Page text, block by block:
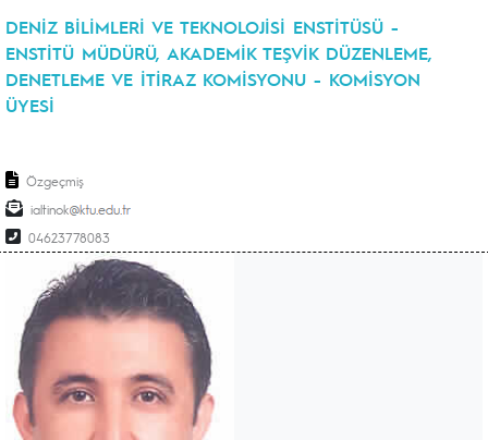
DENİZ BİLİMLERİ VE TEKNOLOJİSİ ENSTİTÜSÜ -
ENSTİTÜ MÜDÜRÜ, AKADEMİK TEŞVİK DÜZENLEME,
DENETLEME VE İTİRAZ KOMİSYONU - KOMİSYON
ÜYESİ
Özgeçmiş
ialtinok
04623778083